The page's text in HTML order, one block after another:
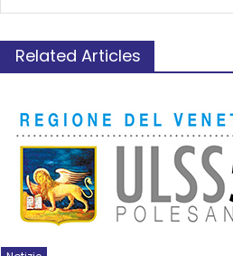
Related Articles